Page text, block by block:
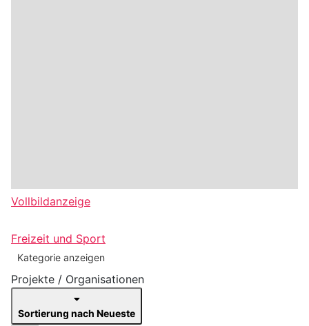
Vollbildanzeige
Freizeit und Sport
Kategorie anzeigen
Projekte / Organisationen
Sortierung nach Neueste